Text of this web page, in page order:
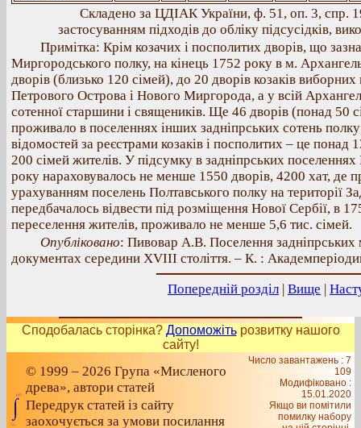
Складено за ЦДІАК України, ф. 51, оп. 3, спр.
застосуванням підходів до обліку підсусідків,
Примітка: Крім козачих і посполитих дворів, що
Миргородського полку, на кінець 1752 року в м.
дворів (близько 120 сімей), до 20 дворів козаків виборних
Петрового Острова і Нового Миргорода, а у всій
сотенної старшини і священиків. Ще 46 дворів (понад 50
проживало в поселеннях інших задніпрських сотень
відомостей за реєстрами козаків і посполитих – це понад
200 сімей жителів. У підсумку в задніпрських
року нараховувалось не менше 1550 дворів, 4200 хат, де
урахуванням поселень Полтавського полку на території
передбачалось відвести під розміщення Нової Сербії, в
переселення жителів, проживало не менше 5,6 тис. сімей.
Опубліковано: Пивовар А.В. Поселення задніпрських
документах середини ХVІІІ століття. – К. :
Попередній розділ | Вище |
Сподобалась сторінка? Допоможітьрозвитку нашого
сайту!
© 1999 – 2026 Група «Мисленого
древа», автори статей
Передрук статей із сайту
заохочується за умови посилання
Число завантажень : 7
109
Модифіковано :
15.01.2020
Якщо ви помітили
помилку набору